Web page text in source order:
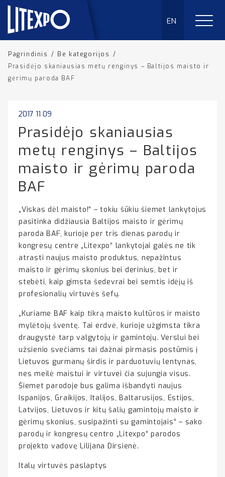
EN
Pagrindinis / Be kategorijos /
Prasidėjo skaniausias metų renginys – Baltijos maisto ir
gėrimų paroda BAF
2017 11 09
Prasidėjo skaniausias
metų renginys – Baltijos
maisto ir gėrimų paroda
BAF
„Viskas dėl maisto!“ – tokiu šūkiu šiemet lankytojus
pasitinka didžiausia Baltijos maisto ir gėrimų
paroda BAF, kurioje per tris dienas parodų ir
kongresų centre „Litexpo“ lankytojai galės ne tik
atrasti naujus maisto produktus, nepažintus
maisto ir gėrimų skonius bei derinius, bet ir
stebėti, kaip gimsta šedevrai bei semtis idėjų iš
profesionalių virtuvės šefų.
„Kuriame BAF kaip tikrą maisto kultūros ir maisto
mylėtojų šventę. Tai erdvė, kurioje užgimsta tikra
draugystė tarp valgytojų ir gamintojų. Verslui bei
užsienio svečiams tai dažnai pirmasis postūmis į
Lietuvos gurmanų širdis ir parduotuvių lentynas,
nes meilė maistui ir virtuvei čia sujungia visus.
Šiemet parodoje bus galima išbandyti naujus
Ispanijos, Graikijos, Italijos, Baltarusijos, Estijos,
Latvijos, Lietuvos ir kitų šalių gamintojų maisto ir
gėrimų skonius, susipažinti su gamintojais“ – sako
parodų ir kongresų centro „Litexpo“ parodos
projekto vadovę Lilijana Dirsienė.
Italų virtuvės paslaptys